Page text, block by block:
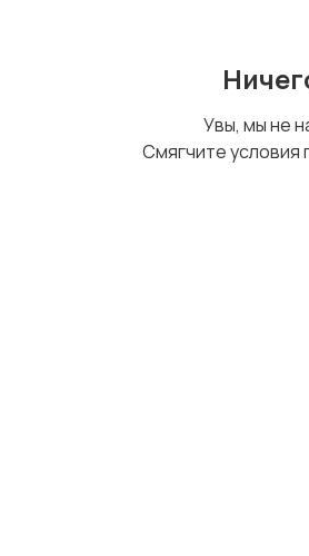
Увы, мы не
Смягчите условия